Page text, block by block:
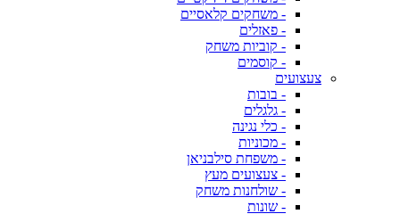
- משחקים קלאסיים
- פאזלים
- קוביות משחק
- קוסמים
צעצועים
- בובות
- גלגלים
- כלי נגינה
- מכוניות
- משפחת סילבניאן
- צעצועים מעץ
- שולחנות משחק
- שונות